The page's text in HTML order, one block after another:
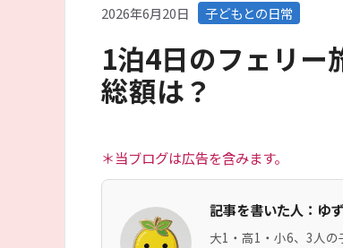
2026年6月20日 カ
テ
ゴ
リ
ー
子どもとの日常
1泊4日のフェリー
総額は？
＊当ブログは広告を含みます。
記事を書いた人：ゆ
大1・高1・小6、3人の